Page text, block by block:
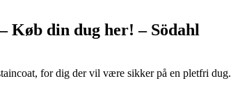
Køb din dug her! – Södahl
for dig der vil være sikker på en pletfri dug.